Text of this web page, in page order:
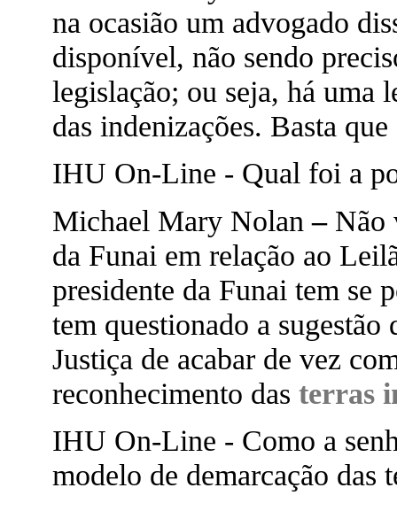
na ocasião um advogado
disponível, não sendo
legislação; ou seja, há uma
das indenizações. Basta
IHU On-Line - Qual foi a
Michael Mary Nolan – Não
da Funai em relação ao
presidente da Funai tem se
tem questionado a sugestão
Justiça de acabar de vez
reconhecimento das terras
IHU On-Line - Como a
modelo de demarcação das